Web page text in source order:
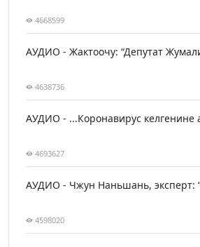
4668599
АУДИО - Жактоочу: “Депутат
4638736
АУДИО - ...Коронавирус келгенине
4693627
АУДИО - Чжун Наньшань, эксперт:
4598020